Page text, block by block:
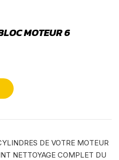
MOTEUR 6
DE VOTRE MOTEUR
NETTOYAGE COMPLET DU